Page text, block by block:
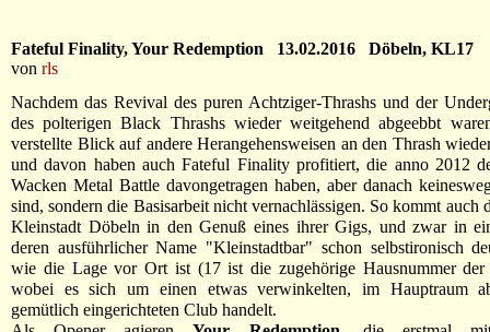
Fateful Finality, Your Redemption 13.02.2016 Döbeln, KL17
von rls
Nachdem das Revival des puren Achtziger-Thrashs und der
des polterigen Black Thrashs wieder weitgehend abgeebbt
verstellte Blick auf andere Herangehensweisen an den Thrash
und davon haben auch Fateful Finality profitiert, die anno 2012
Wacken Metal Battle davongetragen haben, aber danach
sind, sondern die Basisarbeit nicht vernachlässigen. So kommt auch
Kleinstadt Döbeln in den Genuß eines ihrer Gigs, und zwar in
deren ausführlicher Name "Kleinstadtbar" schon selbstironisch
wie die Lage vor Ort ist (17 ist die zugehörige Hausnummer der
wobei es sich um einen etwas verwinkelten, im Hauptraum
gemütlich eingerichteten Club handelt.